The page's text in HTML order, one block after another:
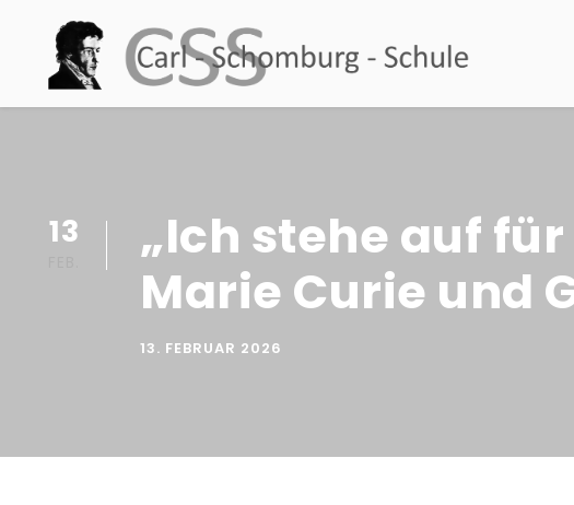
13
„Ich stehe auf
Marie Curie und
13. FEBRUAR 2026